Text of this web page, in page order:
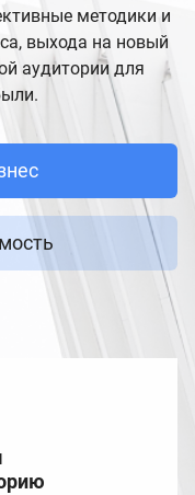
методики и
выхода на новый
аудитории для